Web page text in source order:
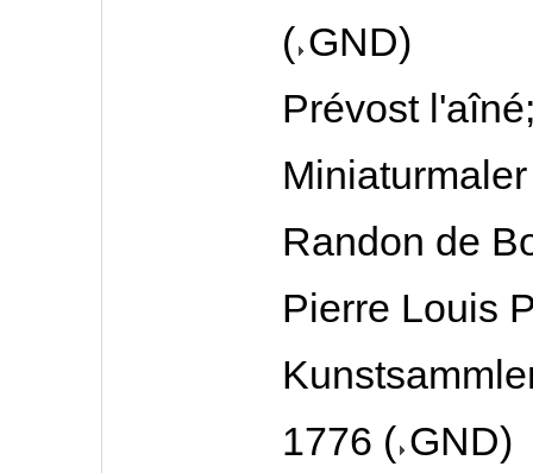
( GND)
Prévost
Miniaturmaler
Randon de
Pierre Louis
1776 ( GND)